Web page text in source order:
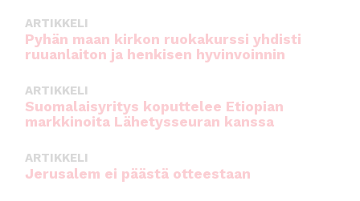
k
ARTIKKELI
Pyhän maan kirkon ruokakurssi yhdisti
ruuanlaiton ja henkisen hyvinvoinnin
ARTIKKELI
Suomalaisyritys koputtelee Etiopian
markkinoita Lähetysseuran kanssa
ARTIKKELI
Jerusalem ei päästä otteestaan